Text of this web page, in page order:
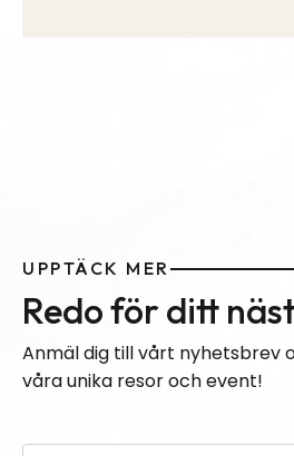
UPPTÄCK MER
Redo för ditt
Anmäl dig till vårt
våra unika resor och event!
Please